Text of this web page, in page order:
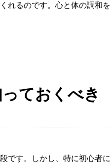
れるのです。心と体の調和を
ておくべき
です。しかし、特に初心者に